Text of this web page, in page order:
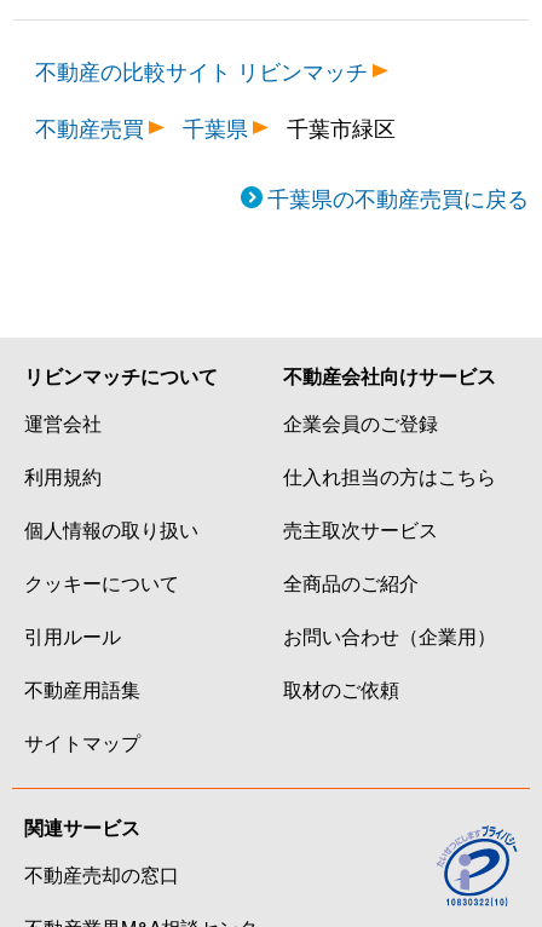
不動産の比較サイト リビンマッチ
不動産売買
千葉県 千葉市緑区
千葉県の不動産売買に戻る
リビンマッチについて
運営会社
利用規約
個人情報の取り扱い
クッキーについて
引用ルール
不動産用語集
サイトマップ
不動産会社向けサービス
企業会員のご登録
仕入れ担当の方はこちら
売主取次サービス
全商品のご紹介
お問い合わせ（企業用）
取材のご依頼
関連サービス
不動産売却の窓口